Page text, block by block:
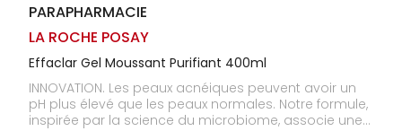
PARAPHARMACIE
LA ROCHE POSAY
Effaclar Gel Moussant Purifiant 400ml
INNOVATION. Les peaux acnéiques peuvent avoir un
pH plus élevé que les peaux normales. Notre formule,
inspirée par la science du microbiome, associe une